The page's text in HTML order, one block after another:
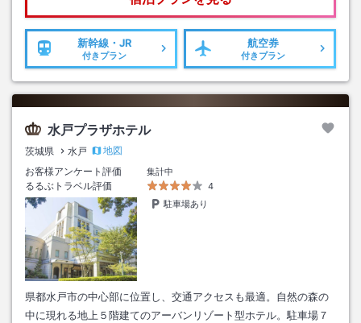
新幹線・JR
付きプラン
航空券
付きプラン
水戸プラザホテル
茨城県 水戸
地図
お客様アンケート評価
集計中
るるぶトラベル評価
4
駐車場あり
県都水戸市の中心部に位置し、交通アクセスも最適。自然の森の
中に現れる地上５階建てのアーバンリゾート型ホテル。駐車場７